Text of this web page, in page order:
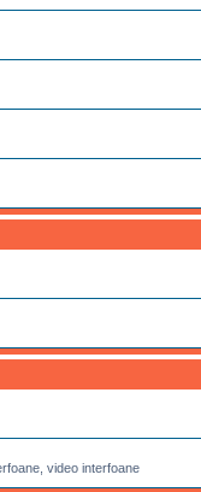
video interfoane